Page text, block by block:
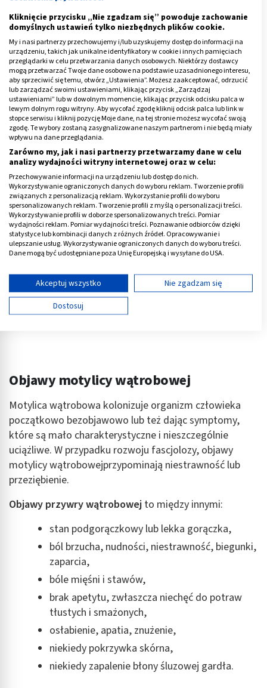
metacerkarii do organizmu żywiciela zwierzęcego,
gdzie zagnieżdża się ona w drogach żółciowych
wątroby, osiąga dojrzałą postać i składa jaja.
ZDROWIE
Wrotycz na pasożyty - sposób na
odrobaczanie organizmu
Przeczytaj
artykuł
Reklama
Objawy motylicy wątrobowej
Motylica wątrobowa kolonizuje organizm człowieka
początkowo bezobjawowo lub też dając symptomy,
które są mało charakterystyczne i nieszczególnie
uciążliwe. W przypadku rozwoju fascjolozy, objawy
motylicy wątrobowejprzypominają niestrawność lub
przeziębienie.
Objawy przywry wątrobowej to między innymi:
stan podgorączkowy lub lekka gorączka,
ból brzucha, nudności, niestrawność, biegunki,
zaparcia,
bóle mięśni i stawów,
brak apetytu, zwłaszcza niechęć do potraw
tłustych i smażonych,
osłabienie, apatia, znużenie,
niekiedy pokrzywka skórna,
niekiedy zapalenie błony śluzowej gardła.
Kliknięcie przycisku „Nie zgadzam się” powoduje zachowanie
domyślnych ustawień tylko niezbędnych plików cookie.
My i nasi partnerzy przechowujemy i/lub uzyskujemy dostęp do informacji na
urządzeniu, takich jak unikalne identyfikatory w cookie i innych pamięciach
przeglądarki w celu przetwarzania danych osobowych. Niektórzy dostawcy
mogą przetwarzać Twoje dane osobowe na podstawie uzasadnionego interesu,
aby sprzeciwić się temu, otwórz „Ustawienia”. Możesz zaakceptować, odrzucić
lub zarządzać swoimi ustawieniami, klikając przycisk „Zarządzaj
ustawieniami” lub w dowolnym momencie, klikając przycisk odcisku palca w
lewym dolnym rogu witryny. Aby wycofać zgodę kliknij odcisk palca lub link w
stopce serwisu i kliknij pozycję Moje dane, na tej stronie możesz wycofać swoją
zgodę. Te wybory zostaną zasygnalizowane naszym partnerom i nie będą miały
wpływu na dane przeglądania.
Zarówno my, jak i nasi partnerzy przetwarzamy dane w celu
analizy wydajności witryny internetowej oraz w celu:
Przechowywanie informacji na urządzeniu lub dostęp do nich.
Wykorzystywanie ograniczonych danych do wyboru reklam. Tworzenie profili
związanych z personalizacją reklam. Wykorzystanie profili do wyboru
spersonalizowanych reklam. Tworzenie profili z myślą o personalizacji treści.
Wykorzystywanie profili w doborze spersonalizowanych treści. Pomiar
wydajności reklam. Pomiar wydajności treści. Poznawanie odbiorców dzięki
statystyce lub kombinacji danych z różnych źródeł. Opracowywanie i
ulepszanie usług. Wykorzystywanie ograniczonych danych do wyboru treści.
Dane mogą być udostępniane poza Unię Europejską i wysyłane do USA.
Wyświetl listę partnerów (11 dostawców IAB)
Używamy Twoich danych w następujących celach:
Cele przetwarzania IAB:
wyboru reklam
Tworzenie profili w celu spersonalizowanych
reklam
Wykorzystanie profili do wyboru
spersonalizowanych reklam
Tworzenie profili w celu personalizacji treści
spersonalizowanych treści
Pomiar efektywności reklam
Pomiar efektywności treści
Rozumienie odbiorców dzięki statystyce lub
kombinacji danych z różnych źródeł
Rozwój i ulepszanie usług
Wykorzystywanie ograniczonych danych do
wyboru treści
Funkcje specjalne IAB:
Akceptuj wszystko
Nie zgadzam się
Dostosuj